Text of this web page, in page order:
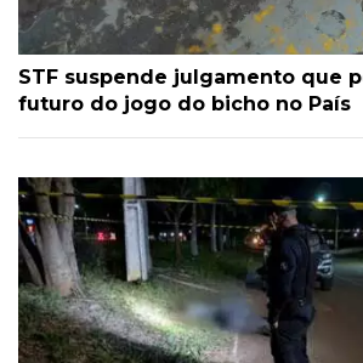
STF suspende julgamento que
futuro do jogo do bicho no País